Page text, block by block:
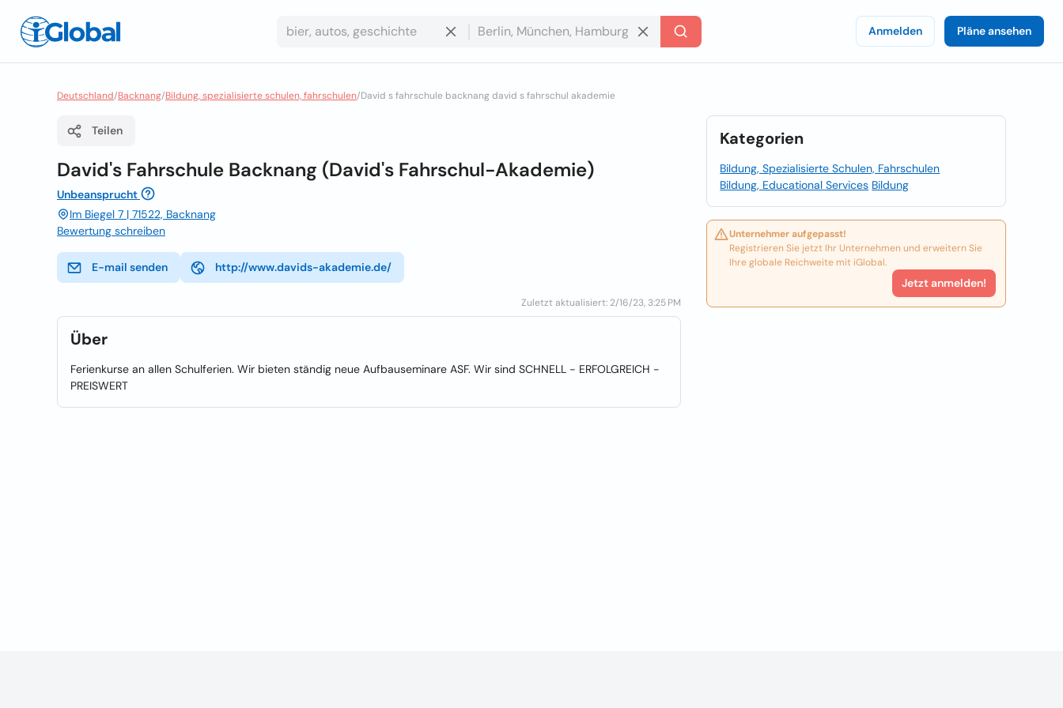
Anmelden Pläne ansehen
Deutschland/Backnang/Bildung, spezialisierte schulen, fahrschulen/David s fahrschule backnang david s fahrschul akademie
Teilen
David's Fahrschule Backnang (David's Fahrschul-Akademie)
Unbeansprucht
Im Biegel 7 | 71522, Backnang
Bewertung schreiben
E-mail senden http://www.davids-akademie.de/
Zuletzt aktualisiert: 2/16/23, 3:25 PM
Über
Ferienkurse an allen Schulferien. Wir bieten ständig neue Aufbauseminare ASF. Wir sind SCHNELL - ERFOLGREICH -
PREISWERT
Kategorien
Bildung, Spezialisierte Schulen, Fahrschulen
Bildung, Educational Services Bildung
Unternehmer aufgepasst!
Registrieren Sie jetzt Ihr Unternehmen und erweitern Sie
Ihre globale Reichweite mit iGlobal.
Jetzt anmelden!